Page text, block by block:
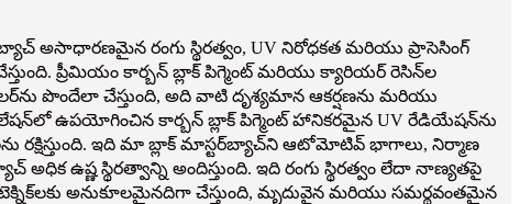
అసాధారణమైన రంగు స్థిరత్వం, UV నిరోధకత మరియు ప్రాసెసింగ్
ప్రీమియం కార్బన్ బ్లాక్ పిగ్మెంట్ మరియు క్యారియర్ రెసిన్‌ల
పొందేలా చేస్తుంది, అది వాటి దృశ్యమాన ఆకర్షణను మరియు
ఉపయోగించిన కార్బన్ బ్లాక్ పిగ్మెంట్ హానికరమైన UV రేడియేషన్‌ను
రక్షిస్తుంది. ఇది మా బ్లాక్ మాస్టర్‌బ్యాచ్‌ని ఆటోమోటివ్ భాగాలు, నిర్మాణ
ఉష్ణ స్థిరత్వాన్ని అందిస్తుంది. ఇది రంగు స్థిరత్వం లేదా నాణ్యతపై
అనుకూలమైనదిగా చేస్తుంది, మృదువైన మరియు సమర్థవంతమైన